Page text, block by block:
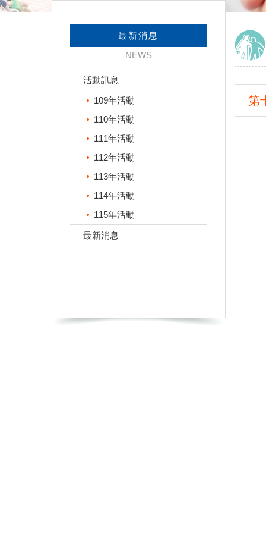
最新消息
NEWS
活動訊息
109年活動
110年活動
111年活動
112年活動
113年活動
114年活動
115年活動
最新消息
第